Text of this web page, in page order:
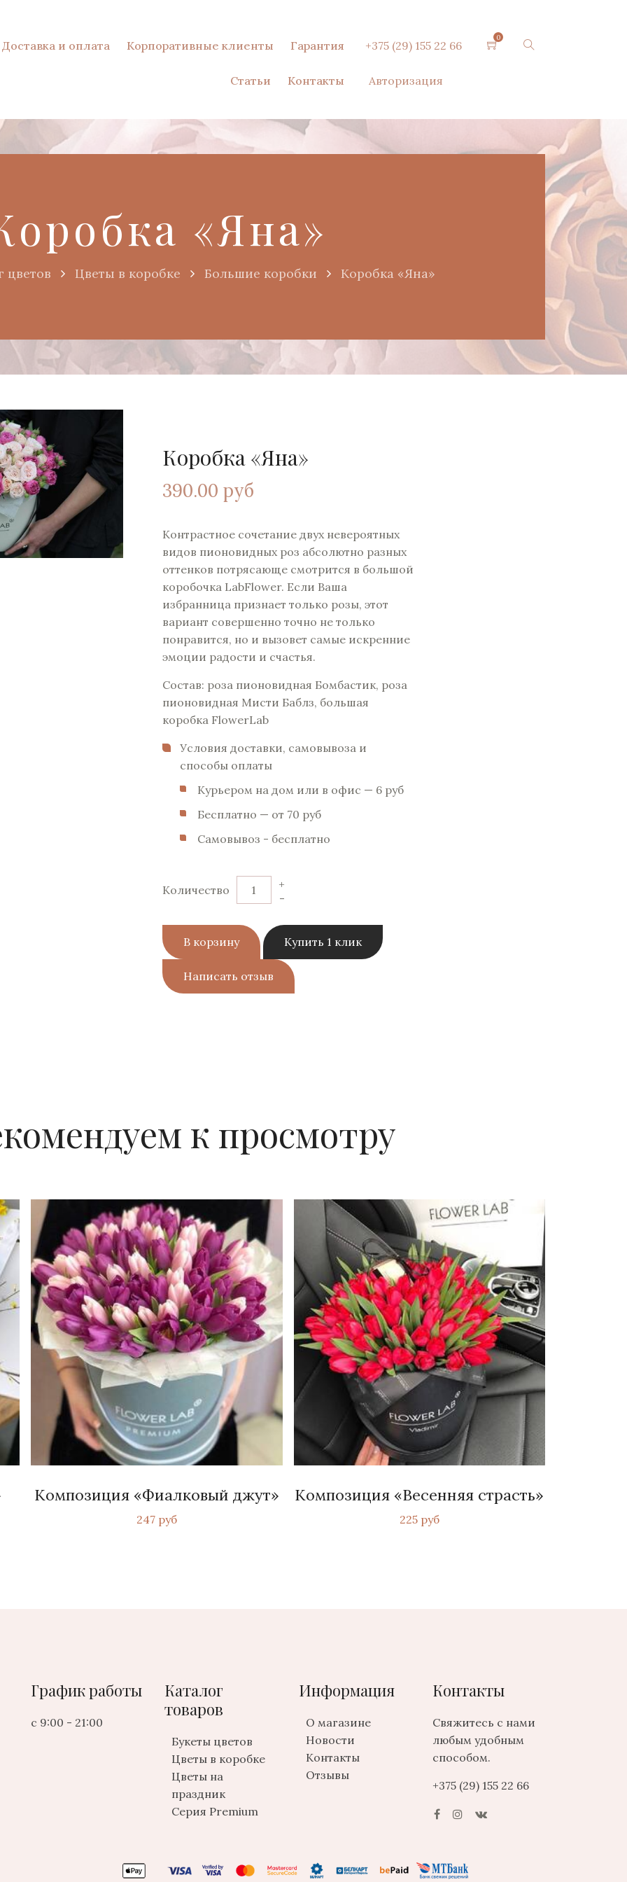
Доставка и оплата Корпоративные клиенты Гарантия
Статьи Контакты
+375 (29) 155 22 66
0
Авторизация
«Яна»
цветов Цветы в коробке Большие коробки Коробка «Яна»
Коробка «Яна»
390.00 руб
Контрастное сочетание двух невероятных
видов пионовидных роз абсолютно разных
оттенков потрясающе смотрится в большой
коробочка LabFlower. Если Ваша
избранница признает только розы, этот
вариант совершенно точно не только
понравится, но и вызовет самые искренние
эмоции радости и счастья.
Состав: роза пионовидная Бомбастик, роза
пионовидная Мисти Баблз, большая
коробка FlowerLab
Условия доставки, самовывоза и
способы оплаты
Курьером на дом или в офис — 6 pуб
Бесплатно — от 70 pуб
Самовывоз - бесплатно
Количество
-
+
В корзину Купить 1 клик
Написать отзыв
к просмотру
Композиция «Фиалковый джут»
247 руб
Композиция «Весенняя страсть»
225 руб
График работы
с 9:00 - 21:00
Каталог
товаров
Букеты цветов
Цветы в коробке
Цветы на
праздник
Серия Premium
Информация
О магазине
Новости
Контакты
Отзывы
Контакты
Свяжитесь с нами
любым удобным
способом.
+375 (29) 155 22 66